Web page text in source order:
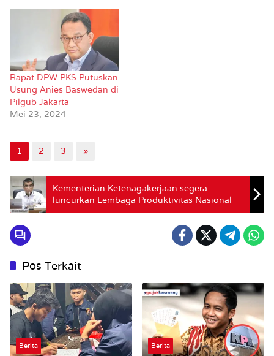
Rapat DPW PKS Putuskan
Usung Anies Baswedan di
Pilgub Jakarta
Mei 23, 2024
1 2 3 »
Kementerian Ketenagakerjaan segera
luncurkan Lembaga Produktivitas Nasional
Pos Terkait
Berita Berita